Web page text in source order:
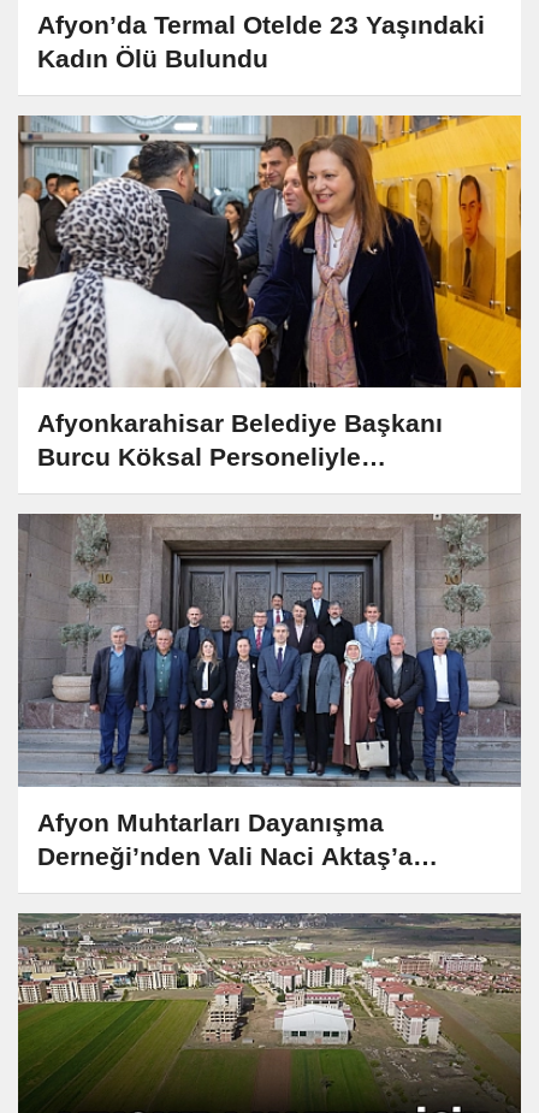
Afyon’da Termal Otelde 23 Yaşındaki
Kadın Ölü Bulundu
Afyonkarahisar Belediye Başkanı
Burcu Köksal Personeliyle
Bayramlaştı
Afyon Muhtarları Dayanışma
Derneği’nden Vali Naci Aktaş’a
Anlamlı Ziyaret